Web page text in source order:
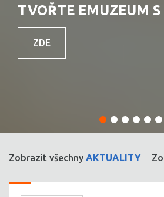
TVOŘTE EMUZEUM
ZDE
Zobrazit všechny AKTUALITY